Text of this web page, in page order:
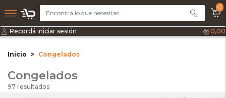
0
Recordá iniciar sesión 0,00
Inicio Congelados
Congelados
97 resultados